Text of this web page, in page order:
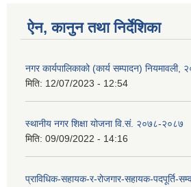
ऐन, कानुन तथा निर्देशिका
नगर कार्यपालिकाको (कार्य सम्पादन) नियमावली,
मिति: 12/07/2023 - 12:54
स्थानीय नगर शिक्षा योजना वि‍.सं. २०७८-२०८७
मिति: 09/09/2022 - 14:16
प्राविधिक-सहायक-र-रोजगार-सहायक-पदपूर्ति-